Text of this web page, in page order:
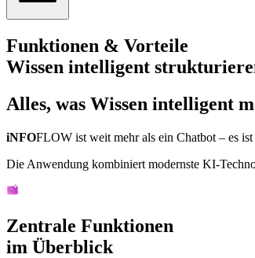
Funktionen & Vorteile
Wissen intelligent
Alles, was Wissen intelligent
iNFOFLOW ist weit mehr als ein Chatbot – es
Die Anwendung kombiniert modernste KI-
Zentrale Funktionen
im Überblick